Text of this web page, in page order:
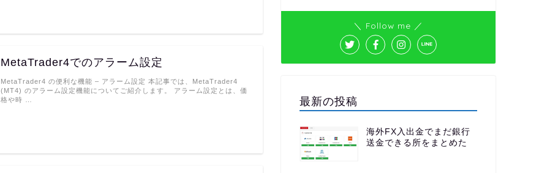
MetaTrader4でのアラーム設定
MetaTrader4 の便利な機能 – アラーム設定 本記事では、MetaTrader4
(MT4) のアラーム設定機能についてご紹介します。 アラーム設定とは、価
格や時 …
＼ Follow me ／
最新の投稿
海外FX入出金でまだ銀行
送金できる所をまとめた